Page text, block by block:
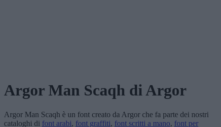
Argor Man Scaqh di Argor
Argor Man Scaqh è un font creato da Argor che fa parte dei nostri
cataloghi di font arabi, font graffiti, font scritti a mano, font per